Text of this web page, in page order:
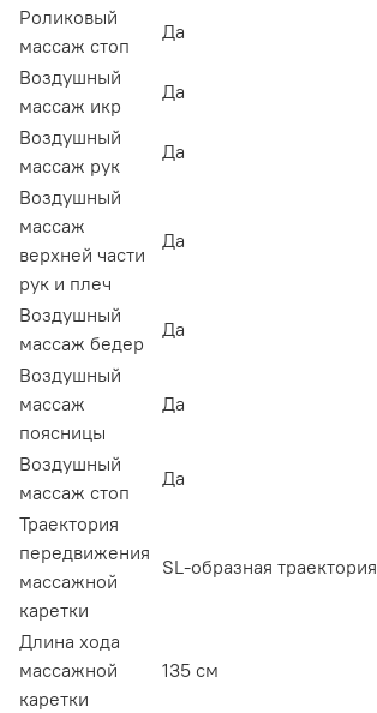
Роликовый
массаж стоп
Да
Воздушный
массаж икр
Да
Воздушный
массаж рук
Да
Воздушный
массаж
верхней части
рук и плеч
Да
Воздушный
массаж бедер
Да
Воздушный
массаж
поясницы
Да
Воздушный
массаж стоп
Да
Траектория
передвижения
массажной
каретки
SL-образная траектория
Длина хода
массажной
каретки
135 см